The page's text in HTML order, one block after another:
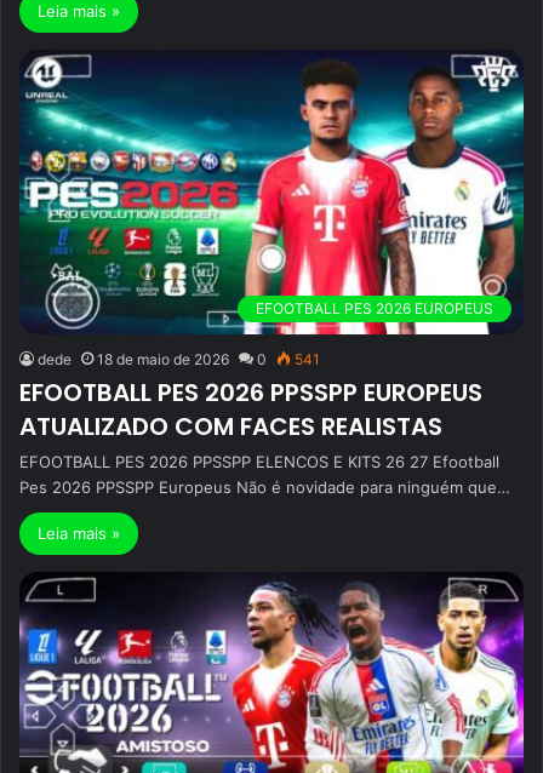
Leia mais »
EFOOTBALL PES 2026 EUROPEUS
dede 18 de maio de 2026 0 541
EFOOTBALL PES 2026 PPSSPP EUROPEUS
ATUALIZADO COM FACES REALISTAS
EFOOTBALL PES 2026 PPSSPP ELENCOS E KITS 26 27 Efootball
Pes 2026 PPSSPP Europeus Não é novidade para ninguém que…
Leia mais »